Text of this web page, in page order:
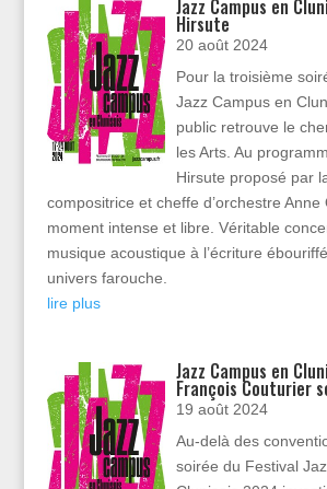
Jazz Campus en
Hirsute
20 août 2024
Pour la troisième
Jazz Campus en
public retrouve le
les Arts. Au
Hirsute proposé par
compositrice et cheffe d’orchestre Anne
moment intense et libre. Véritable
musique acoustique à l’écriture
univers farouche.
lire plus
Jazz Campus en
François Couturier
19 août 2024
Au-delà des
soirée du Festival